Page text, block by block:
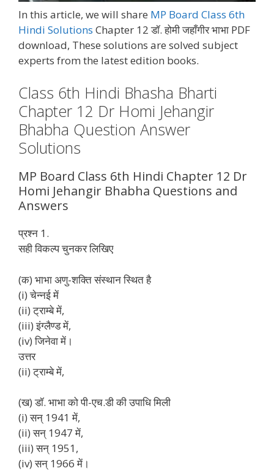
In this article, we will share MP Board Class 6th
Hindi Solutions Chapter 12 डॉ. होमी जहाँगीर भाभा PDF
download, These solutions are solved subject
experts from the latest edition books.
Class 6th Hindi Bhasha Bharti
Chapter 12 Dr Homi Jehangir
Bhabha Question Answer
Solutions
MP Board Class 6th Hindi Chapter 12 Dr
Homi Jehangir Bhabha Questions and
Answers
प्रश्न 1.
सही विकल्प चुनकर लिखिए
(क) भाभा अणु-शक्ति संस्थान स्थित है
(i) चेन्नई में
(ii) ट्राम्बे में,
(iii) इंग्लैण्ड में,
(iv) जिनेवा में।
उत्तर
(ii) ट्राम्बे में,
(ख) डॉ. भाभा को पी-एच.डी की उपाधि मिली
(i) सन् 1941 में,
(ii) सन् 1947 में,
(iii) सन् 1951,
(iv) सन् 1966 में।